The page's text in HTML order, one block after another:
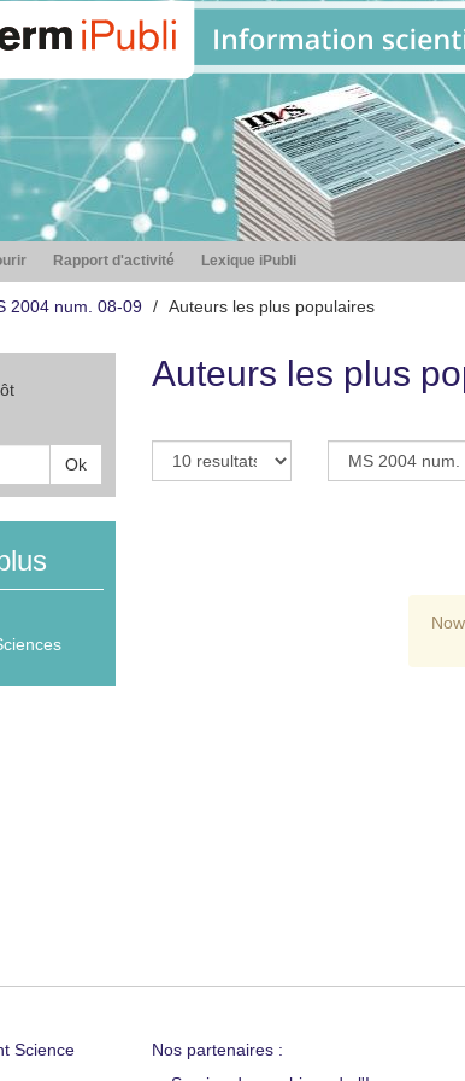
Rapport d'activité Lexique iPubli
2004 num. 08-09 Auteurs les plus populaires
Ok
Auteurs les plus
Science
Nos partenaires :